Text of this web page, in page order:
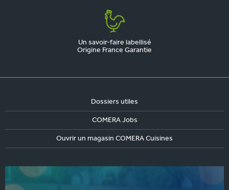
Un savoir-faire labellisé
Origine France Garantie
Dossiers utiles
COMERA Jobs
Ouvrir un magasin COMERA Cuisines